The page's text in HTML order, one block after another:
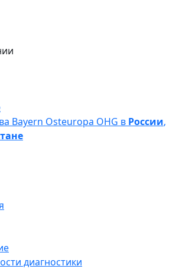
содержанию
Bayern Osteuropa OHG в России,
диагностики